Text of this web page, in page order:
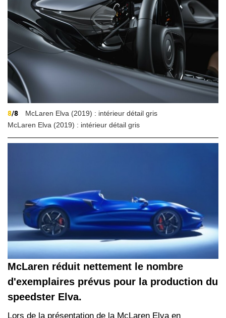
8/8
McLaren Elva (2019) : intérieur détail gris
McLaren Elva (2019) : intérieur détail gris
McLaren réduit nettement le nombre
d'exemplaires prévus pour la production du
speedster Elva.
Lors de la présentation de la McLaren Elvaen